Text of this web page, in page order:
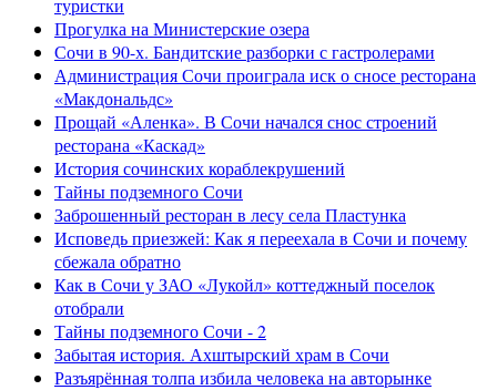
туристки
Прогулка на Министерские озера
Сочи в 90-х. Бандитские разборки с гастролерами
Администрация Сочи проиграла иск о сносе ресторана
«Макдональдс»
Прощай «Аленка». В Сочи начался снос строений
ресторана «Каскад»
История сочинских кораблекрушений
Тайны подземного Сочи
Заброшенный ресторан в лесу села Пластунка
Исповедь приезжей: Как я переехала в Сочи и почему
сбежала обратно
Как в Сочи у ЗАО «Лукойл» коттеджный поселок
отобрали
Тайны подземного Сочи - 2
Забытая история. Ахштырский храм в Сочи
Разъярённая толпа избила человека на авторынке